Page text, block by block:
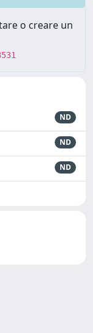
o creare un
ND
ND
ND